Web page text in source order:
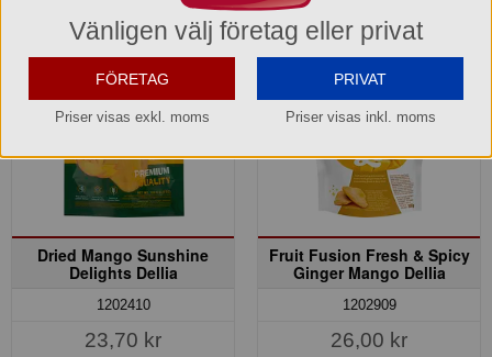
Dried Mango Sunshine
Delights Dellia
1202410
23,70 kr
Fruit Fusion Fresh & Spicy
Ginger Mango Dellia
1202909
26,00 kr
Vänligen välj företag eller privat
FÖRETAG
Priser visas exkl. moms
PRIVAT
Priser visas inkl. moms